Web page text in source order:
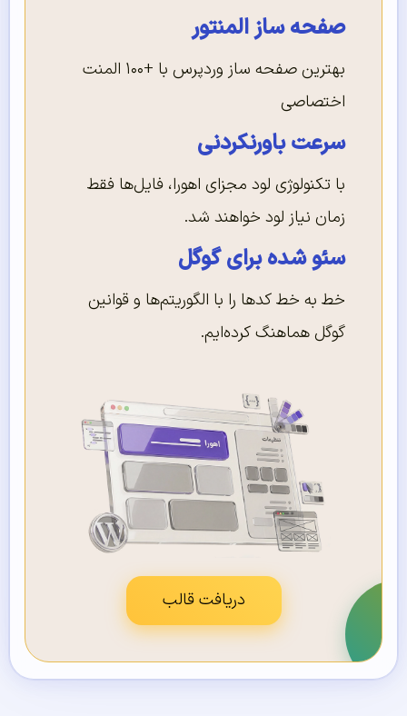
صفحه ساز المنتور
بهترین صفحه ساز وردپرس با +۱۰۰ المنت
اختصاصی
سرعت باورنکردنی
با تکنولوژی لود مجزای اهورا، فایل‌ها فقط
زمان نیاز لود خواهند شد.
سئو شده برای گوگل
خط به خط کدها را با الگوریتم‌ها و قوانین
گوگل هماهنگ کرده‌ایم.
دریافت قالب